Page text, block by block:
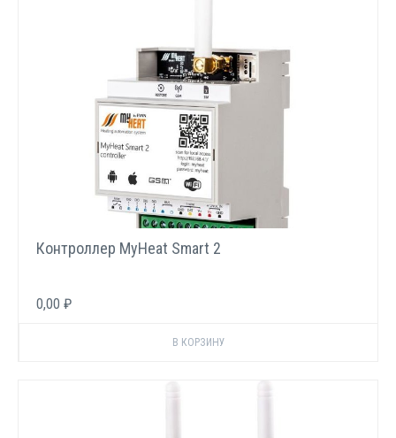
Контроллер MyHeat Smart 2
0,00 ₽